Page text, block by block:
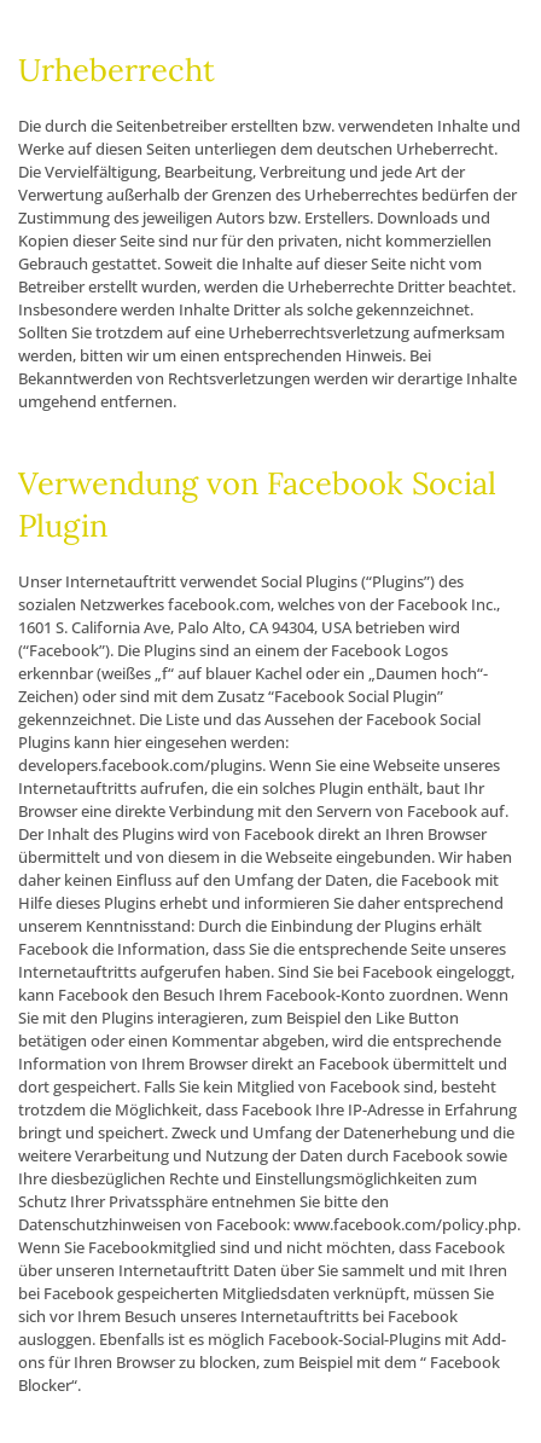
Urheberrecht
Die durch die Seitenbetreiber erstellten bzw. verwendeten Inhalte und
Werke auf diesen Seiten unterliegen dem deutschen Urheberrecht.
Die Vervielfältigung, Bearbeitung, Verbreitung und jede Art der
Verwertung außerhalb der Grenzen des Urheberrechtes bedürfen der
Zustimmung des jeweiligen Autors bzw. Erstellers. Downloads und
Kopien dieser Seite sind nur für den privaten, nicht kommerziellen
Gebrauch gestattet. Soweit die Inhalte auf dieser Seite nicht vom
Betreiber erstellt wurden, werden die Urheberrechte Dritter beachtet.
Insbesondere werden Inhalte Dritter als solche gekennzeichnet.
Sollten Sie trotzdem auf eine Urheberrechtsverletzung aufmerksam
werden, bitten wir um einen entsprechenden Hinweis. Bei
Bekanntwerden von Rechtsverletzungen werden wir derartige Inhalte
umgehend entfernen.
Verwendung von Facebook Social
Plugin
Unser Internetauftritt verwendet Social Plugins (“Plugins”) des
sozialen Netzwerkes facebook.com, welches von der Facebook Inc.,
1601 S. California Ave, Palo Alto, CA 94304, USA betrieben wird
(“Facebook”). Die Plugins sind an einem der Facebook Logos
erkennbar (weißes „f“ auf blauer Kachel oder ein „Daumen hoch“-
Zeichen) oder sind mit dem Zusatz “Facebook Social Plugin”
gekennzeichnet. Die Liste und das Aussehen der Facebook Social
Plugins kann hier eingesehen werden:
developers.facebook.com/plugins. Wenn Sie eine Webseite unseres
Internetauftritts aufrufen, die ein solches Plugin enthält, baut Ihr
Browser eine direkte Verbindung mit den Servern von Facebook auf.
Der Inhalt des Plugins wird von Facebook direkt an Ihren Browser
übermittelt und von diesem in die Webseite eingebunden. Wir haben
daher keinen Einfluss auf den Umfang der Daten, die Facebook mit
Hilfe dieses Plugins erhebt und informieren Sie daher entsprechend
unserem Kenntnisstand: Durch die Einbindung der Plugins erhält
Facebook die Information, dass Sie die entsprechende Seite unseres
Internetauftritts aufgerufen haben. Sind Sie bei Facebook eingeloggt,
kann Facebook den Besuch Ihrem Facebook-Konto zuordnen. Wenn
Sie mit den Plugins interagieren, zum Beispiel den Like Button
betätigen oder einen Kommentar abgeben, wird die entsprechende
Information von Ihrem Browser direkt an Facebook übermittelt und
dort gespeichert. Falls Sie kein Mitglied von Facebook sind, besteht
trotzdem die Möglichkeit, dass Facebook Ihre IP-Adresse in Erfahrung
bringt und speichert. Zweck und Umfang der Datenerhebung und die
weitere Verarbeitung und Nutzung der Daten durch Facebook sowie
Ihre diesbezüglichen Rechte und Einstellungsmöglichkeiten zum
Schutz Ihrer Privatssphäre entnehmen Sie bitte den
Datenschutzhinweisen von Facebook: www.facebook.com/policy.php.
Wenn Sie Facebookmitglied sind und nicht möchten, dass Facebook
über unseren Internetauftritt Daten über Sie sammelt und mit Ihren
bei Facebook gespeicherten Mitgliedsdaten verknüpft, müssen Sie
sich vor Ihrem Besuch unseres Internetauftritts bei Facebook
ausloggen. Ebenfalls ist es möglich Facebook-Social-Plugins mit Add-
ons für Ihren Browser zu blocken, zum Beispiel mit dem “ Facebook
Blocker“.